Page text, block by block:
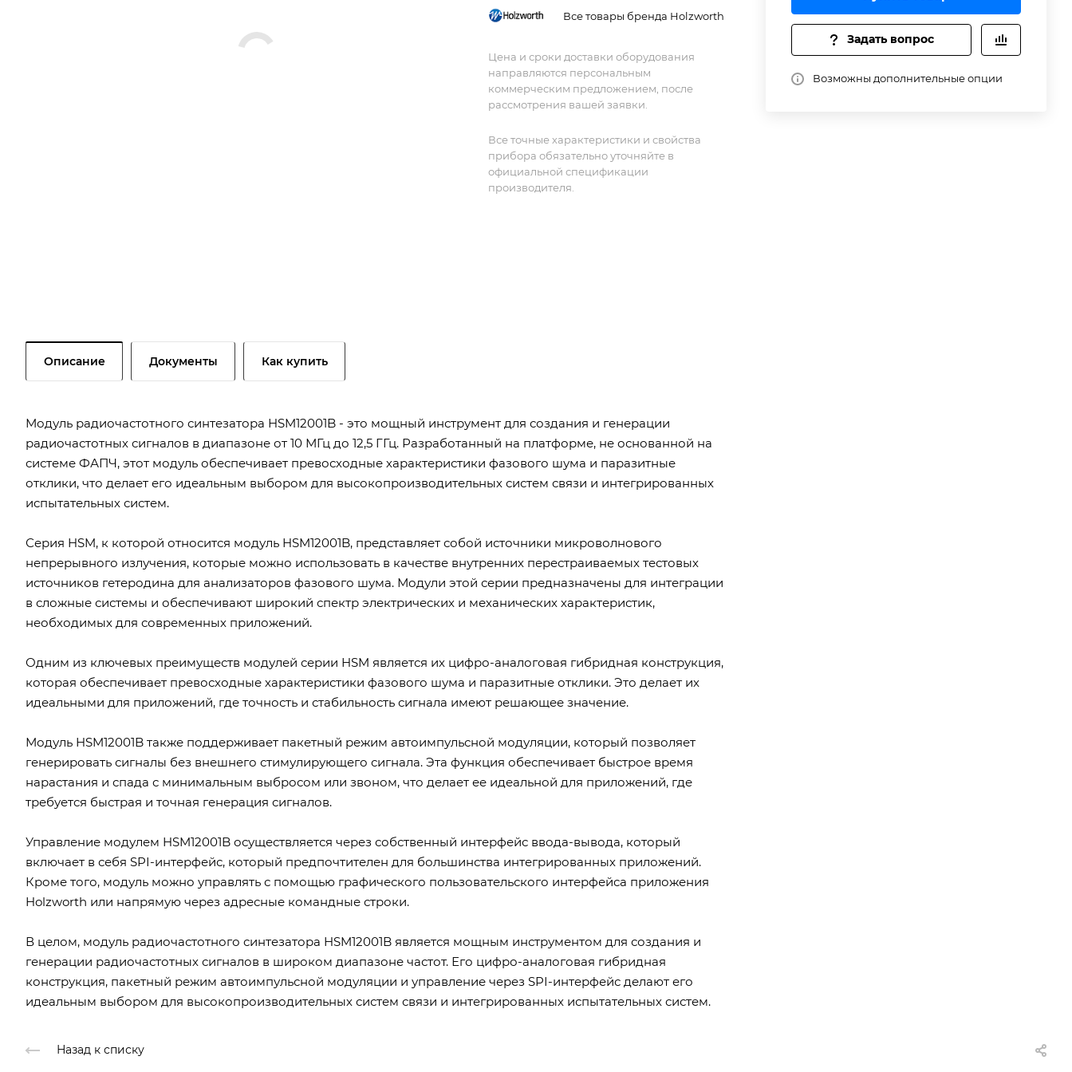
Задать вопрос
Возможны дополнительные опции
интеграции конструкции серии HSM
электрических и механических
характеристик, отвечающих строгим
требованиям современных
высокопроизводительных систем связи
систем
Все товары бренда Holzworth
Цена и сроки доставки оборудования
направляются персональным
коммерческим предложением, после
рассмотрения вашей заявки.
Все точные характеристики и свойства
прибора обязательно уточняйте в
официальной спецификации
производителя.
Описание Документы Как купить
Модуль радиочастотного синтезатора HSM12001B - это мощный инструмент для создания и генерации
радиочастотных сигналов в диапазоне от 10 МГц до 12,5 ГГц. Разработанный на платформе, не основанной на
системе ФАПЧ, этот модуль обеспечивает превосходные характеристики фазового шума и паразитные
отклики, что делает его идеальным выбором для высокопроизводительных систем связи и интегрированных
испытательных систем.
Серия HSM, к которой относится модуль HSM12001B, представляет собой источники микроволнового
непрерывного излучения, которые можно использовать в качестве внутренних перестраиваемых тестовых
источников гетеродина для анализаторов фазового шума. Модули этой серии предназначены для интеграции
в сложные системы и обеспечивают широкий спектр электрических и механических характеристик,
необходимых для современных приложений.
Одним из ключевых преимуществ модулей серии HSM является их цифро-аналоговая гибридная конструкция,
которая обеспечивает превосходные характеристики фазового шума и паразитные отклики. Это делает их
идеальными для приложений, где точность и стабильность сигнала имеют решающее значение.
Модуль HSM12001B также поддерживает пакетный режим автоимпульсной модуляции, который позволяет
генерировать сигналы без внешнего стимулирующего сигнала. Эта функция обеспечивает быстрое время
нарастания и спада с минимальным выбросом или звоном, что делает ее идеальной для приложений, где
требуется быстрая и точная генерация сигналов.
Управление модулем HSM12001B осуществляется через собственный интерфейс ввода-вывода, который
включает в себя SPI-интерфейс, который предпочтителен для большинства интегрированных приложений.
Кроме того, модуль можно управлять с помощью графического пользовательского интерфейса приложения
Holzworth или напрямую через адресные командные строки.
В целом, модуль радиочастотного синтезатора HSM12001B является мощным инструментом для создания и
генерации радиочастотных сигналов в широком диапазоне частот. Его цифро-аналоговая гибридная
конструкция, пакетный режим автоимпульсной модуляции и управление через SPI-интерфейс делают его
идеальным выбором для высокопроизводительных систем связи и интегрированных испытательных систем.
Назад к списку